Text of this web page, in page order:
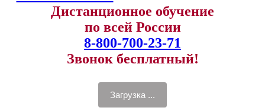
Дистанционное обучение
по всей России
8-800-700-23-71
Звонок бесплатный!
Загрузка ...